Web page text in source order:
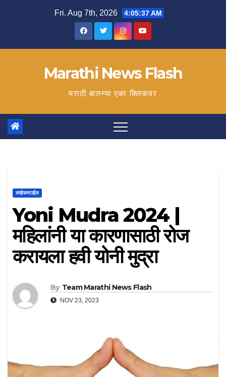
Fri. Aug 7th, 2026 4:05:37 AM
Marathi News Flash
मराठी बातम्या एका क्लिकवर
लाईफस्टाईल
Yoni Mudra 2024 |
महिलांनी या कारणासाठी रोज
करायला हवी योनी मुद्रा
By Team Marathi News Flash
NOV 23, 2023